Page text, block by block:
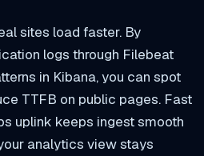
sites load faster. By
logs through Filebeat
in Kibana, you can spot
TTFB on public pages. Fast
uplink keeps ingest smooth
analytics view stays